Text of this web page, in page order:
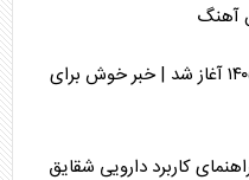
آهنگ
واریز مابه‌التفاوت حقوق فروردین ۱۴۰۵ آغاز شد | خبر خوش برای
کاربرد دارویی شقایق